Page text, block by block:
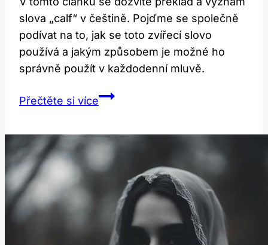
slova „calf“ v češtině. Pojďme se společně
podívat na to, jak se toto zvířecí slovo
používá a jakým způsobem je možné ho
správně použít v každodenní mluvě.
Přečtěte si víceCalf:
význam
této
zvířecí
slova